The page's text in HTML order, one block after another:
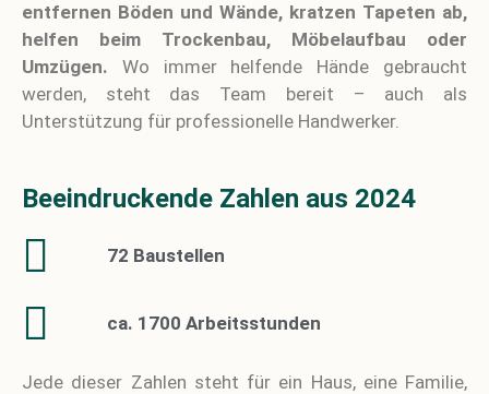
entfernen Böden und Wände, kratzen Tapeten ab,
helfen beim Trockenbau, Möbelaufbau oder
Umzügen. Wo immer helfende Hände gebraucht
werden, steht das Team bereit – auch als
Unterstützung für professionelle Handwerker.
Beeindruckende Zahlen aus 2024
72 Baustellen
ca. 1700 Arbeitsstunden
Jede dieser Zahlen steht für ein Haus, eine Familie,